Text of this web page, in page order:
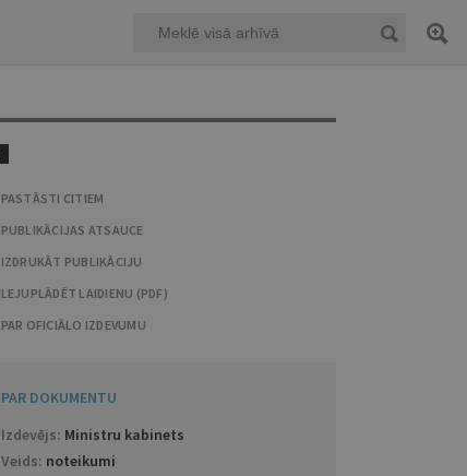
PASTĀSTI CITIEM
PUBLIKĀCIJAS ATSAUCE
IZDRUKĀT PUBLIKĀCIJU
LEJUPLĀDĒT LAIDIENU (PDF)
PAR OFICIĀLO IZDEVUMU
PAR DOKUMENTU
Izdevējs: Ministru kabinets
Veids: noteikumi